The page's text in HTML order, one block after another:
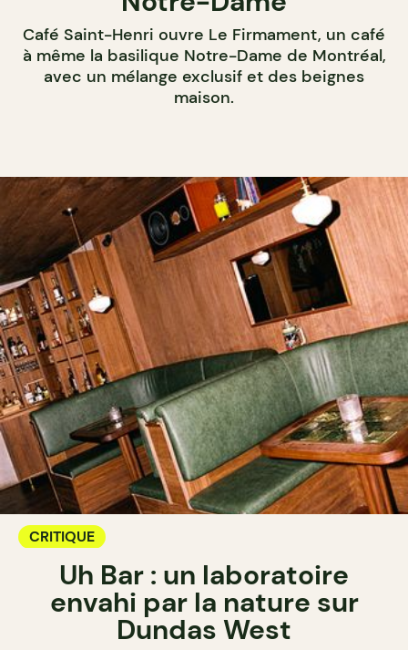
Café Saint-Henri ouvre Le Firmament, un café
à même la basilique Notre-Dame de Montréal,
avec un mélange exclusif et des beignes
maison.
CRITIQUE
Uh Bar : un laboratoire
envahi par la nature sur
Dundas West